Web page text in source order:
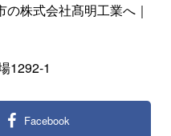
株式会社髙明工業へ｜
1292-1
Facebook